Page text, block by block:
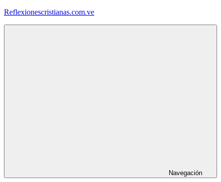
Saltar
Reflexionescristianas.com.ve
Navegación